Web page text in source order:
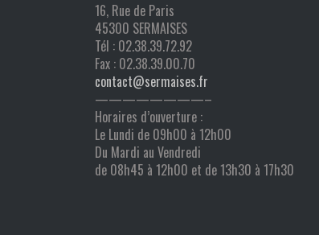
16, Rue de Paris
45300 SERMAISES
Tél : 02.38.39.72.92
Fax : 02.38.39.00.70
contact@sermaises.fr
————————–
Horaires d’ouverture :
Le Lundi de 09h00 à 12h00
Du Mardi au Vendredi
de 08h45 à 12h00 et de 13h30 à 17h30